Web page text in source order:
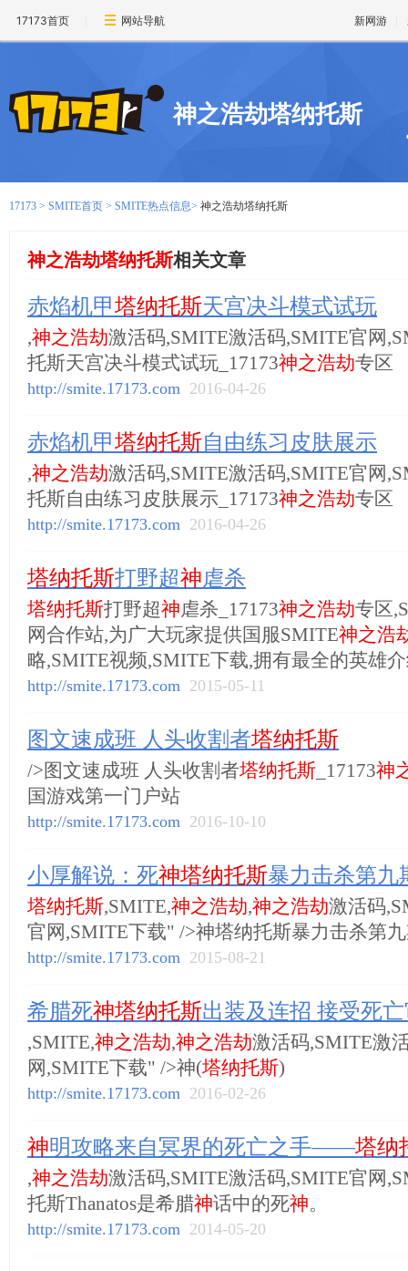
17173首页 网站导航 新网游
神之浩劫塔纳托斯
17173 > SMITE首页 > SMITE热点信息> 神之浩劫塔纳托斯
神之浩劫塔纳托斯相关文章
赤焰机甲塔纳托斯天宫决斗模式试玩
,神之浩劫激活码,SMITE激活码,SMITE官网
托斯天宫决斗模式试玩_17173神之浩劫专区
http://smite.17173.com 2016-04-26
赤焰机甲塔纳托斯自由练习皮肤展示
,神之浩劫激活码,SMITE激活码,SMITE官网
托斯自由练习皮肤展示_17173神之浩劫专区
http://smite.17173.com 2016-04-26
塔纳托斯打野超神虐杀
塔纳托斯打野超神虐杀_17173神之浩劫专区
网合作站,为广大玩家提供国服SMITE神之浩
略,SMITE视频,SMITE下载,拥有最全的英雄
http://smite.17173.com 2015-05-11
图文速成班 人头收割者塔纳托斯
/>图文速成班 人头收割者塔纳托斯 _17173神
国游戏第一门户站
http://smite.17173.com 2016-10-10
小厚解说：死神塔纳托斯暴力击杀第九
塔纳托斯,SMITE,神之浩劫,神之浩劫激活码
官网,SMITE下载" />神塔纳托斯暴力击杀第
http://smite.17173.com 2015-08-21
希腊死神塔纳托斯出装及连招 接受死
,SMITE,神之浩劫,神之浩劫激活码,SMITE激
网,SMITE下载" />神(塔纳托斯)
http://smite.17173.com 2016-02-26
神明攻略来自冥界的死亡之手——塔纳
,神之浩劫激活码,SMITE激活码,SMITE官网
托斯Thanatos是希腊神话中的死神。
http://smite.17173.com 2014-05-20